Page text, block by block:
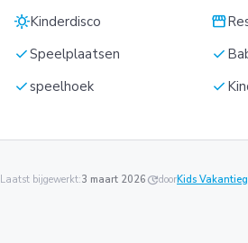
sunnyKinderdisco storefront
checkSpeelplaatsen check
checkspeelhoek check
Laatst bijgewerkt:3 maart 2026 updatedoorKids